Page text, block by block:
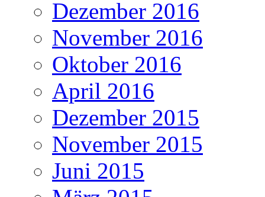
Dezember 2016
November 2016
Oktober 2016
April 2016
Dezember 2015
November 2015
Juni 2015